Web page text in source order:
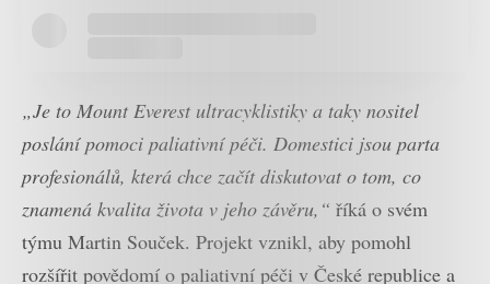
„Je to Mount Everest ultracyklistiky a taky nositel
poslání pomoci paliativní péči. Domestici jsou parta
profesionálů, která chce začít diskutovat o tom, co
znamená kvalita života v jeho závěru,“ říká o svém
týmu Martin Souček. Projekt vznikl, aby pomohl
rozšířit povědomí o paliativní péči v České republice a